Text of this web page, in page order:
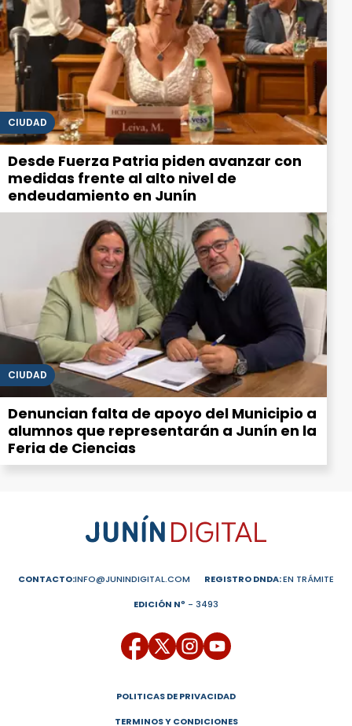
CIUDAD
Desde Fuerza Patria piden avanzar con
medidas frente al alto nivel de
endeudamiento en Junín
CIUDAD
Denuncian falta de apoyo del Municipio a
alumnos que representarán a Junín en la
Feria de Ciencias
CONTACTO:INFO@JUNINDIGITAL.COM REGISTRO DNDA:EN TRÁMITE
EDICIÓN Nº - 3493
POLITICAS DE PRIVACIDAD
TERMINOS Y CONDICIONES